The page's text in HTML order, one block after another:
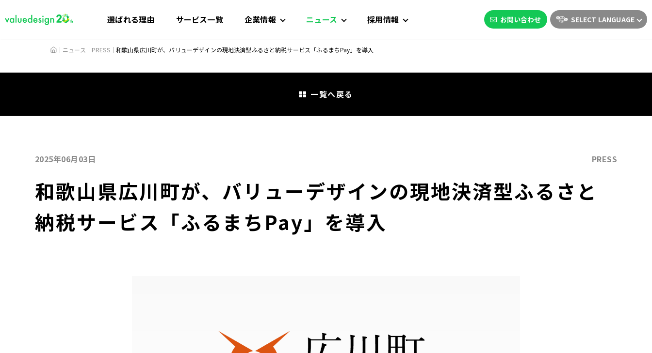
選ばれる理由 サービス一覧 企業情報 ニュース 採用情報 お問い合わせ SELECT LANGUAGE
HOMEニュース PRESS 和歌山県広川町が、バリューデザインの現地決済型ふるさと納税サービス「ふるまちPay」を導入
一覧へ戻る
2025年06月03日 PRESS
和歌山県広川町が、バリューデザインの現地決済型ふるさと
納税サービス「ふるまちPay」を導入